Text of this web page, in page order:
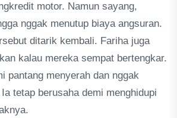
motor. Namun sayang,
nggak menutup biaya angsuran.
ditarik kembali. Fariha juga
kalau mereka sempat bertengkar.
pantang menyerah dan nggak
tetap berusaha demi menghidupi